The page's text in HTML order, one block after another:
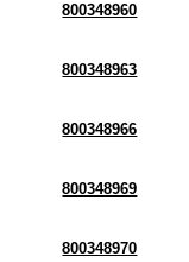
800348960
800348963
800348966
800348969
800348970